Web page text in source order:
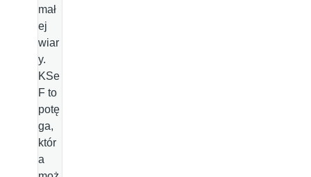
mał
ej
wiar
y.
KSe
F to
potę
ga,
któr
a